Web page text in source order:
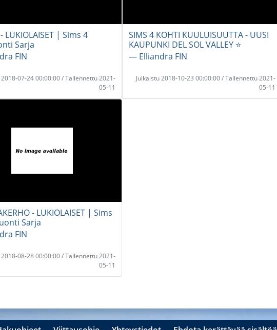
LUKIOLAISET | Sims 4
Sarja
FIN
2018-07-24 00:00:00 / Tallennettu 2021-
05-11
SIMS 4 KOHTI KUULUISUUTTA - UUSI
KAUPUNKI DEL SOL VALLEY ⭐️
― Elliandra FIN
Julkaistu 2018-10-23 00:00:00 / Tallennettu 2021-
05-11
- LUKIOLAISET | Sims
Sarja
FIN
2018-08-28 00:00:00 / Tallennettu 2021-
05-11